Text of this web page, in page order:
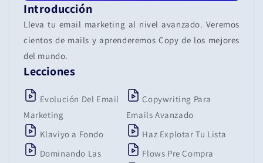
Introducción
Lleva tu email marketing al nivel avanzado. Veremos
cientos de mails y aprenderemos Copy de los mejores
del mundo.
Lecciones
Evolución Del Email
Marketing
Klaviyo a Fondo
Dominando Las
Copywriting Para
Emails Avanzado
Haz Explotar Tu Lista
Flows Pre Compra